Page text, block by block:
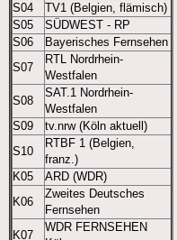
S04
TV1 (Belgien, flämisch)
S05
SÜDWEST - RP
S06
Bayerisches Fernsehen
S07
RTL Nordrhein-
Westfalen
S08
SAT.1 Nordrhein-
Westfalen
S09
tv.nrw (Köln aktuell)
S10
RTBF 1 (Belgien,
franz.)
K05
ARD (WDR)
K06
Zweites Deutsches
Fernsehen
K07
WDR FERNSEHEN